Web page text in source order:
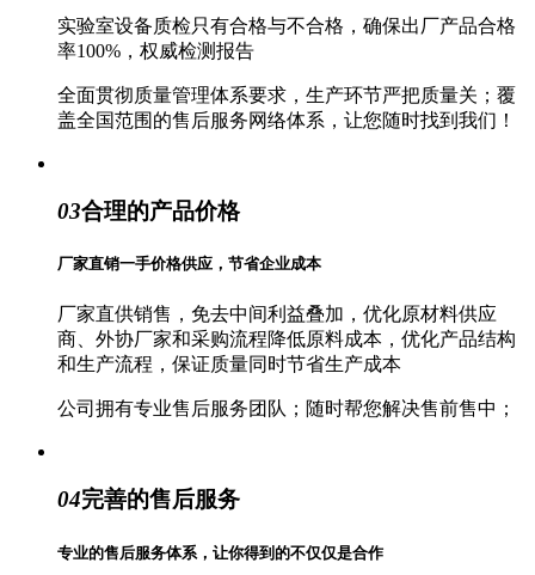
实验室设备质检只有合格与不合格，确保出厂产品合格
率100%，权威检测报告
全面贯彻质量管理体系要求，生产环节严把质量关；覆
盖全国范围的售后服务网络体系，让您随时找到我们！
03合理的产品价格
厂家直销一手价格供应，节省企业成本
厂家直供销售，免去中间利益叠加，优化原材料供应
商、外协厂家和采购流程降低原料成本，优化产品结构
和生产流程，保证质量同时节省生产成本
公司拥有专业售后服务团队；随时帮您解决售前售中；
04完善的售后服务
专业的售后服务体系，让你得到的不仅仅是合作